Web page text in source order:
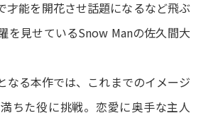
才能を開花させ話題になるなど飛ぶ
を見せているSnow Manの佐久間大
なる本作では、これまでのイメージ
ちた役に挑戦。恋愛に奥手な主人